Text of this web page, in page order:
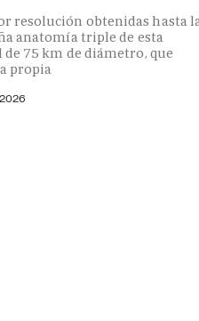
resolución obtenidas hasta
anatomía triple de esta
75 km de diámetro, que
propia